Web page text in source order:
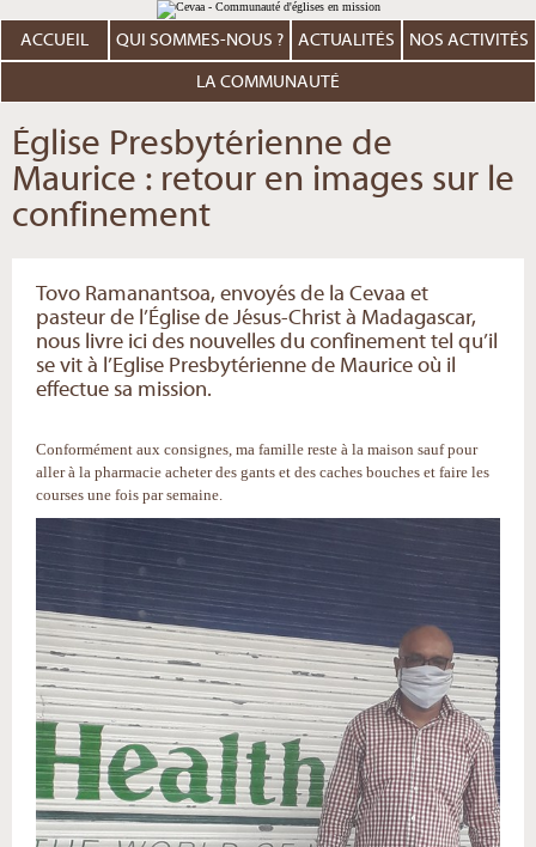
au
contenu.
Aller
personnels
ACCUEIL QUI SOMMES-NOUS ? ACTUALITÉS NOS ACTIVITÉS
LA COMMUNAUTÉ
Église Presbytérienne de
Maurice : retour en images sur le
confinement
Tovo Ramanantsoa, envoyés de la Cevaa et
pasteur de l’Église de Jésus-Christ à Madagascar,
nous livre ici des nouvelles du confinement tel qu’il
se vit à l’Eglise Presbytérienne de Maurice où il
effectue sa mission.
Conformément aux consignes, ma famille reste à la maison sauf pour
aller à la pharmacie acheter des gants et des caches bouches et faire les
courses une fois par semaine.